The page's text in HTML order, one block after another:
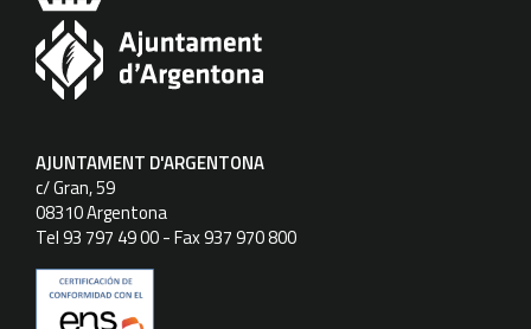
AJUNTAMENT D'ARGENTONA
c/ Gran, 59
08310 Argentona
Tel 93 797 49 00 - Fax 937 970 800